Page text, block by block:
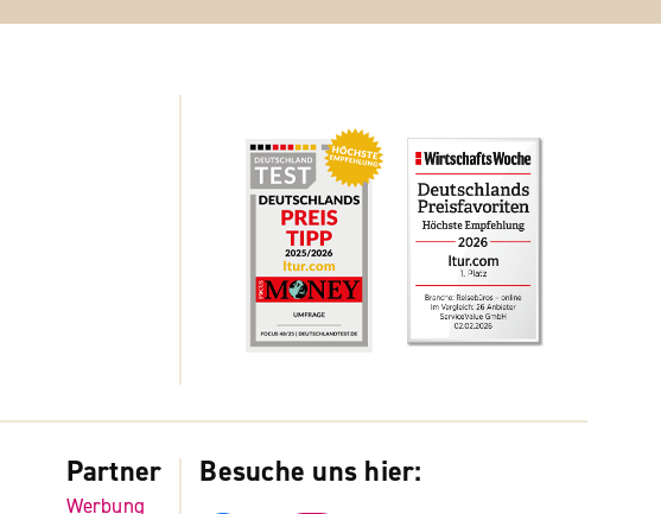
Partner
Werbung
Besuche uns hier: